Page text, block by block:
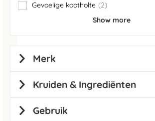
Gevoelige kootholte
2
items
Show more
Merk
Kruiden & Ingrediënten
Gebruik